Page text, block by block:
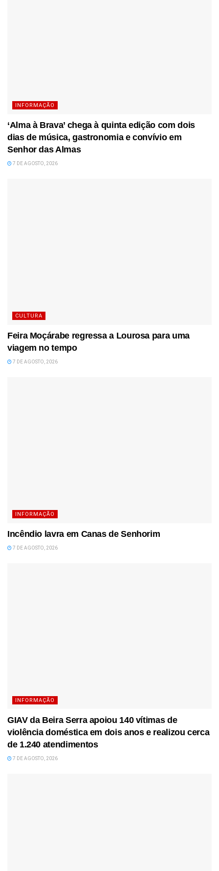
INFORMAÇÃO
‘Alma à Brava’ chega à quinta edição com dois
dias de música, gastronomia e convívio em
Senhor das Almas
7 DE AGOSTO, 2026
CULTURA
Feira Moçárabe regressa a Lourosa para uma
viagem no tempo
7 DE AGOSTO, 2026
INFORMAÇÃO
Incêndio lavra em Canas de Senhorim
7 DE AGOSTO, 2026
INFORMAÇÃO
GIAV da Beira Serra apoiou 140 vítimas de
violência doméstica em dois anos e realizou cerca
de 1.240 atendimentos
7 DE AGOSTO, 2026